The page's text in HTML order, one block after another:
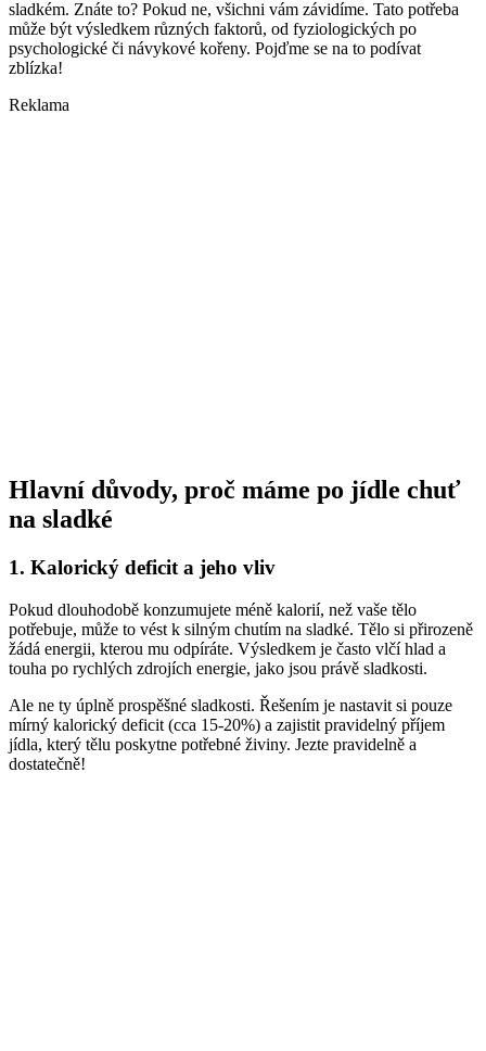
sladkém. Znáte to? Pokud ne, všichni vám závidíme. Tato potřeba
může být výsledkem různých faktorů, od fyziologických po
psychologické či návykové kořeny. Pojďme se na to podívat
zblízka!
Reklama
Hlavní důvody, proč máme po jídle chuť
na sladké
1. Kalorický deficit a jeho vliv
Pokud dlouhodobě konzumujete méně kalorií, než vaše tělo
potřebuje, může to vést k silným chutím na sladké. Tělo si přirozeně
žádá energii, kterou mu odpíráte. Výsledkem je často vlčí hlad a
touha po rychlých zdrojích energie, jako jsou právě sladkosti.
Ale ne ty úplně prospěšné sladkosti. Řešením je nastavit si pouze
mírný kalorický deficit (cca 15-20%) a zajistit pravidelný příjem
jídla, který tělu poskytne potřebné živiny. Jezte pravidelně a
dostatečně!